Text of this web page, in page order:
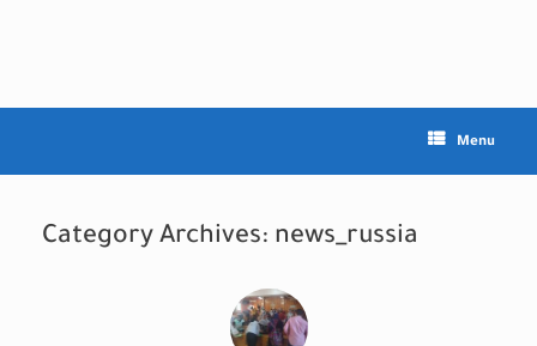
Menu
Category Archives: news_russia